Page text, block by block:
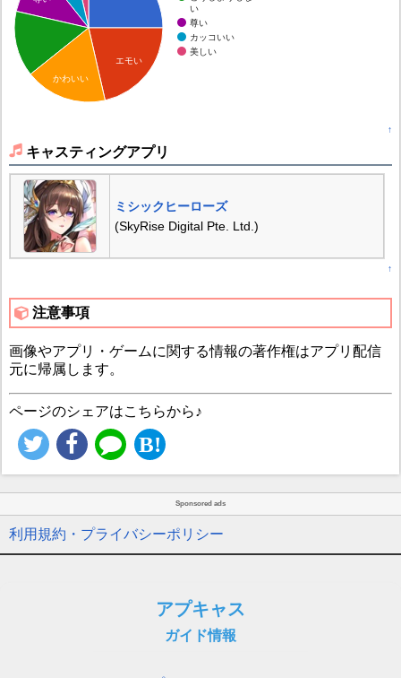
い
尊い
カッコいい
美しい
エモい
かわいい
↑
キャスティングアプリ
ミシックヒーローズ
(SkyRise Digital Pte. Ltd.)
↑
注意事項
画像やアプリ・ゲームに関する情報の著作権はアプリ配信
元に帰属します。
ページのシェアはこちらから♪
Sponsored ads
利用規約・プライバシーポリシー
アプキャス
ガイド情報